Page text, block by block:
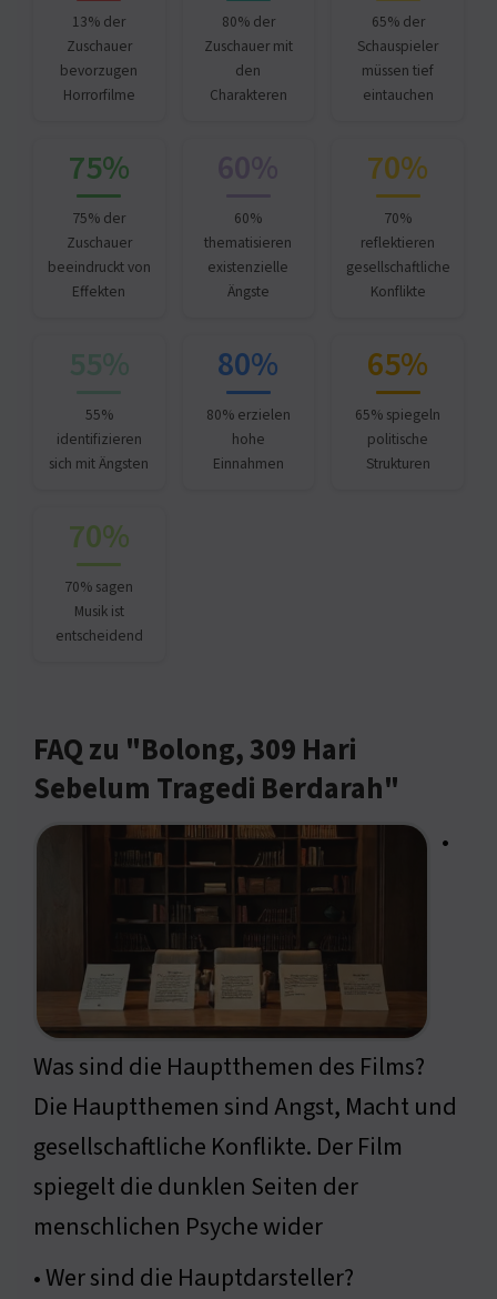
13% der
Zuschauer
bevorzugen
Horrorfilme
80% der
Zuschauer mit
den
Charakteren
65% der
Schauspieler
müssen tief
eintauchen
75%
75% der
Zuschauer
beeindruckt von
Effekten
60%
thematisieren
existenzielle
Ängste
70%
70%
reflektieren
gesellschaftliche
Konflikte
55%
55%
identifizieren
sich mit Ängsten
80%
80% erzielen
hohe
Einnahmen
65%
65% spiegeln
politische
Strukturen
70%
70% sagen
Musik ist
entscheidend
FAQ zu "Bolong, 309 Hari
Sebelum Tragedi Berdarah"
•
Was sind die Hauptthemen des Films?
Die Hauptthemen sind Angst, Macht und
gesellschaftliche Konflikte. Der Film
spiegelt die dunklen Seiten der
menschlichen Psyche wider
• Wer sind die Hauptdarsteller?